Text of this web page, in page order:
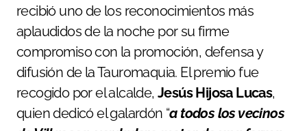
recibió uno de los reconocimientos más
aplaudidos de la noche por su firme
compromiso con la promoción, defensa y
difusión de la Tauromaquia. El premio fue
recogido por el alcalde, Jesús Hijosa Lucas,
quien dedicó el galardón “a todos los vecinos